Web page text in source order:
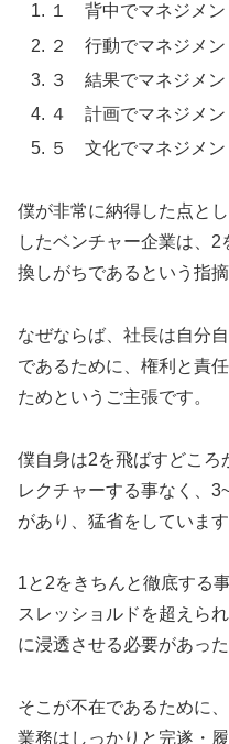
１ 背中でマネジメン
２ 行動でマネジメン
３ 結果でマネジメン
４ 計画でマネジメン
５ 文化でマネジメン
僕が非常に納得した点と
したベンチャー企業は、
換しがちであるという指摘
なぜならば、社長は自分
であるために、権利と責
ためというご主張です。
僕自身は2を飛ばすどころ
レクチャーする事なく、
があり、猛省をしています
1と2をきちんと徹底する
スレッショルドを超えら
に浸透させる必要があった
そこが不在であるために
業務はしっかりと完遂・